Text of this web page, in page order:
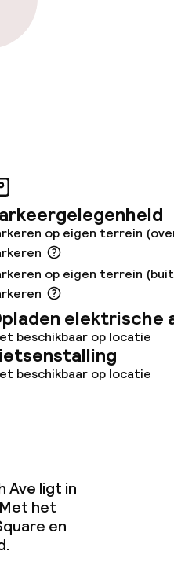
op eigen terrein
op eigen terrein
elektrische
beschikbaar op locatie
beschikbaar op locatie
Ave ligt in
het
en